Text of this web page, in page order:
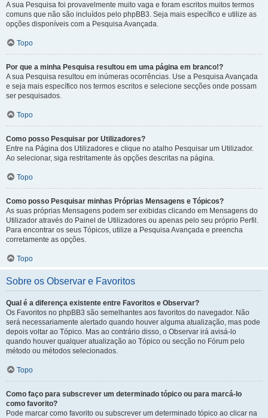
A sua Pesquisa foi provavelmente muito vaga e foram escritos muitos termos
comuns que não são incluídos pelo phpBB3. Seja mais específico e utilize as
opções disponíveis com a Pesquisa Avançada.
Topo
Por que a minha Pesquisa resultou em uma página em branco!?
A sua Pesquisa resultou em inúmeras ocorrências. Use a Pesquisa Avançada
e seja mais específico nos termos escritos e selecione secções onde possam
ser pesquisados.
Topo
Como posso Pesquisar por Utilizadores?
Entre na Página dos Utilizadores e clique no atalho Pesquisar um Utilizador.
Ao selecionar, siga restritamente às opções descritas na página.
Topo
Como posso Pesquisar minhas Próprias Mensagens e Tópicos?
As suas próprias Mensagens podem ser exibidas clicando em Mensagens do
Utilizador através do Painel de Utilizadores ou apenas pelo seu próprio Perfil.
Para encontrar os seus Tópicos, utilize a Pesquisa Avançada e preencha
corretamente as opções.
Topo
Sobre os Observar e Favoritos
Qual é a diferença existente entre Favoritos e Observar?
Os Favoritos no phpBB3 são semelhantes aos favoritos do navegador. Não
será necessariamente alertado quando houver alguma atualização, mas pode
depois voltar ao Tópico. Mas ao contrário disso, o Observar irá avisá-lo
quando houver qualquer atualização ao Tópico ou secção no Fórum pelo
método ou métodos selecionados.
Topo
Como faço para subscrever um determinado tópico ou para marcá-lo
como favorito?
Pode marcar como favorito ou subscrever um determinado tópico ao clicar na